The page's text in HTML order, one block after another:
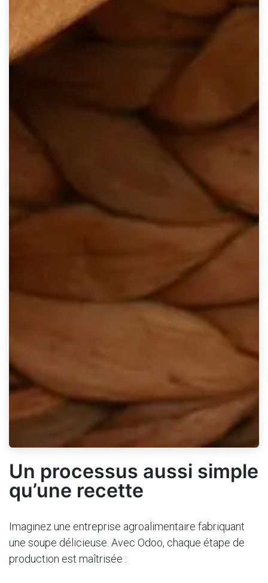
Un processus aussi simple
qu’une recette
Imaginez une entreprise agroalimentaire fabriquant
une soupe délicieuse. Avec Odoo, chaque étape de
production est maîtrisée :